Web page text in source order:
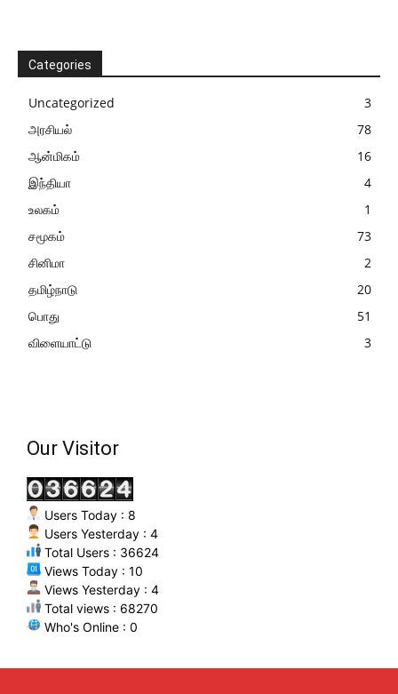
Categories
Uncategorized
3
அரசியல்
78
ஆன்மிகம்
16
இந்தியா
4
உலகம்
1
சமூகம்
73
சினிமா
2
தமிழ்நாடு
20
பொது
51
விளையாட்டு
3
Our Visitor
Users Today : 8
Users Yesterday : 4
Total Users : 36624
Views Today : 10
Views Yesterday : 4
Total views : 68270
Who's Online : 0